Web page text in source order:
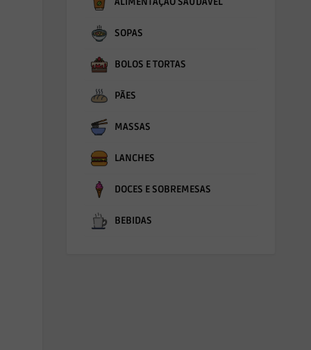
SOPAS
BOLOS E TORTAS
PÃES
MASSAS
LANCHES
DOCES E SOBREMESAS
BEBIDAS